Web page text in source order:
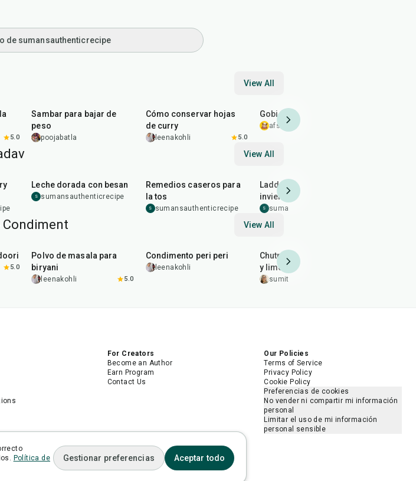
de sumansauthenticrecipe
View All
5.0
Sambar para bajar de
peso
poojabatla
Cómo conservar hojas
de curry
leenakohli 5.0
Gobi 65
afsheenmushtaq
View All
Leche dorada con besan
S sumansauthenticrecipe
Remedios caseros para
la tos
S sumansauthenticrecipe
Laddoo especial de
invierno
S sumansauthenticrecipe
Condiment View All
5.0
Polvo de masala para
biryani
leenakohli 5.0
Condimento peri peri
leenakohli
Chutney de chile rojo, ajo
y limón
sumitakakkar
For Creators
Become an Author
Earn Program
Contact Us
Our Policies
Terms of Service
Privacy Policy
Cookie Policy
Preferencias de cookies
No vender ni compartir mi información
personal
Limitar el uso de mi información
personal sensible
Política de
Gestionar preferencias Aceptar todo